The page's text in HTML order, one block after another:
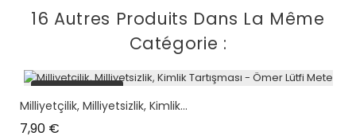
16 Autres Produits Dans La Même
Catégorie :
plus en stock
Milliyetçilik, Milliyetsizlik, Kimlik...
7,90 €